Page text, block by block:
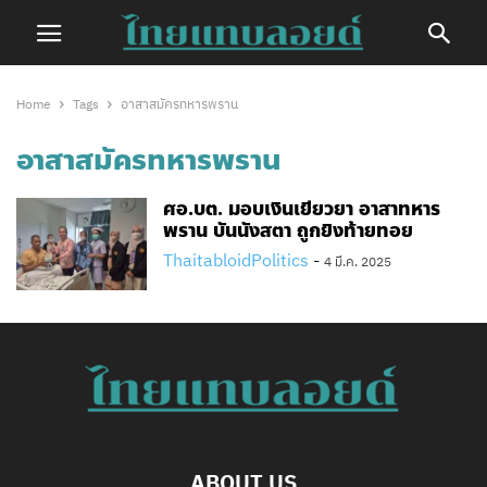
Home Tags อาสาสมัครทหารพราน
อาสาสมัครทหารพราน
ศอ.บต. มอบเงินเยียวยา อาสาทหาร
พราน บันนังสตา ถูกยิงท้ายทอย
ThaitabloidPolitics - 4 มี.ค. 2025